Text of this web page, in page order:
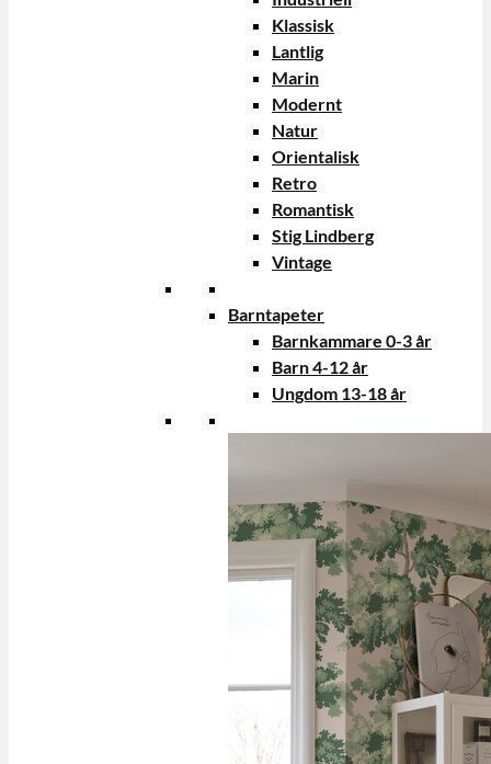
Klassisk
Lantlig
Marin
Modernt
Natur
Orientalisk
Retro
Romantisk
Stig Lindberg
Vintage
Barntapeter
Barnkammare 0-3 år
Barn 4-12 år
Ungdom 13-18 år